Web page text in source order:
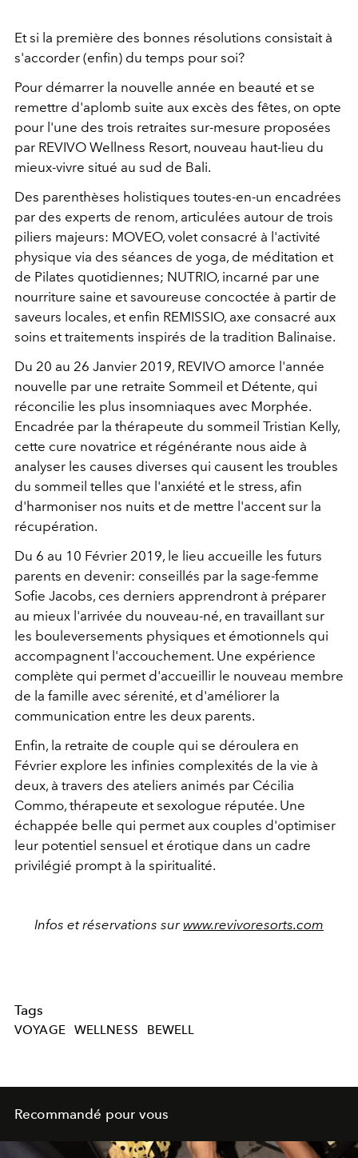
Et si la première des bonnes résolutions consistait à
s'accorder (enfin) du temps pour soi?
Pour démarrer la nouvelle année en beauté et se
remettre d'aplomb suite aux excès des fêtes, on opte
pour l'une des trois retraites sur-mesure proposées
par REVIVO Wellness Resort, nouveau haut-lieu du
mieux-vivre situé au sud de Bali.
Des parenthèses holistiques toutes-en-un encadrées
par des experts de renom, articulées autour de trois
piliers majeurs: MOVEO, volet consacré à l'activité
physique via des séances de yoga, de méditation et
de Pilates quotidiennes; NUTRIO, incarné par une
nourriture saine et savoureuse concoctée à partir de
saveurs locales, et enfin REMISSIO, axe consacré aux
soins et traitements inspirés de la tradition Balinaise.
Du 20 au 26 Janvier 2019, REVIVO amorce l'année
nouvelle par une retraite Sommeil et Détente, qui
réconcilie les plus insomniaques avec Morphée.
Encadrée par la thérapeute du sommeil Tristian Kelly,
cette cure novatrice et régénérante nous aide à
analyser les causes diverses qui causent les troubles
du sommeil telles que l'anxiété et le stress, afin
d'harmoniser nos nuits et de mettre l'accent sur la
récupération.
Du 6 au 10 Février 2019, le lieu accueille les futurs
parents en devenir: conseillés par la sage-femme
Sofie Jacobs, ces derniers apprendront à préparer
au mieux l'arrivée du nouveau-né, en travaillant sur
les bouleversements physiques et émotionnels qui
accompagnent l'accouchement. Une expérience
complète qui permet d'accueillir le nouveau membre
de la famille avec sérenité, et d'améliorer la
communication entre les deux parents.
Enfin, la retraite de couple qui se déroulera en
Février explore les infinies complexités de la vie à
deux, à travers des ateliers animés par Cécilia
Commo, thérapeute et sexologue réputée. Une
échappée belle qui permet aux couples d'optimiser
leur potentiel sensuel et érotique dans un cadre
privilégié prompt à la spiritualité.
Infos et réservations sur www.revivoresorts.com
Tags
VOYAGE WELLNESS BEWELL
Recommandé pour vous